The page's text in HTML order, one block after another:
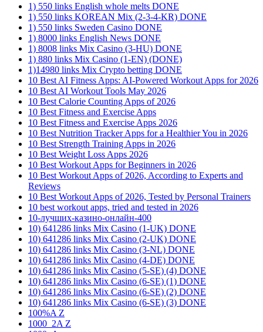
1) 550 links English whole melts DONE
1) 550 links KOREAN Mix (2-3-4-KR) DONE
1) 550 links Sweden Casino DONE
1) 8000 links English News DONE
1) 8008 links Mix Casino (3-HU) DONE
1) 880 links Mix Casino (1-EN) (DONE)
1)14980 links Mix Crypto betting DONE
10 Best AI Fitness Apps: AI-Powered Workout Apps for 2026
10 Best AI Workout Tools May 2026
10 Best Calorie Counting Apps of 2026
10 Best Fitness and Exercise Apps
10 Best Fitness and Exercise Apps 2026
10 Best Nutrition Tracker Apps for a Healthier You in 2026
10 Best Strength Training Apps in 2026
10 Best Weight Loss Apps 2026
10 Best Workout Apps for Beginners in 2026
10 Best Workout Apps of 2026, According to Experts and
Reviews
10 Best Workout Apps of 2026, Tested by Personal Trainers
10 best workout apps, tried and tested in 2026
10-лучших-казино-онлайн-400
10) 641286 links Mix Casino (1-UK) DONE
10) 641286 links Mix Casino (2-UK) DONE
10) 641286 links Mix Casino (3-NL) DONE
10) 641286 links Mix Casino (4-DE) DONE
10) 641286 links Mix Casino (5-SE) (4) DONE
10) 641286 links Mix Casino (6-SE) (1) DONE
10) 641286 links Mix Casino (6-SE) (2) DONE
10) 641286 links Mix Casino (6-SE) (3) DONE
100%A Z
1000_2A Z